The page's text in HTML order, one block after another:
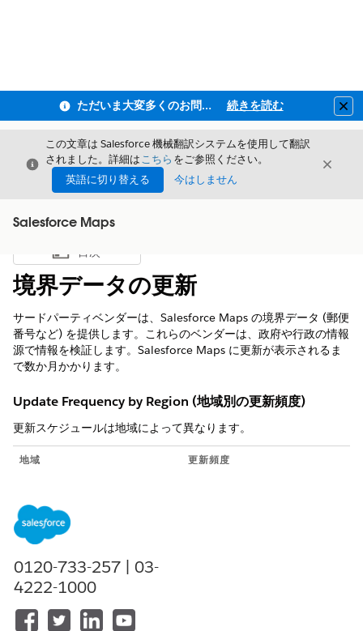
ただいま大変多くのお問い合わせをいただいており、ご連絡までにお時間を頂戴しております 続きを読む
閉じる
この文章は Salesforce 機械翻訳システムを使用して翻訳
されました。詳細はこちら をご参照ください。
英語に切り替える
今はしません
閉じる
Salesforce Maps
目次を表示
目次
境界データの更新
サードパーティベンダーは、Salesforce Maps の境界データ (郵便
番号など) を提供します。これらのベンダーは、政府や行政の情報
源で情報を検証します。Salesforce Maps に更新が表示されるま
で数か月かかります。
Update Frequency by Region (地域別の更新頻度)
更新スケジュールは地域によって異なります。
地域 更新頻度
その他の地域
境界の更新が Salesforce Maps に到達する方法
0120-733-257 | 03-
4222-1000